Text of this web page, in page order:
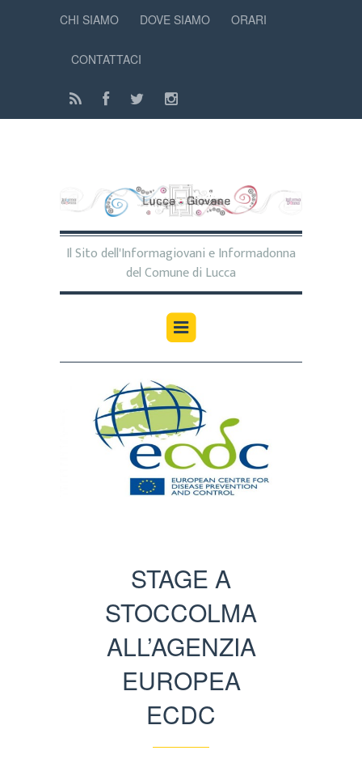
CHI SIAMO DOVE SIAMO ORARI
CONTATTACI
Il Sito dell'Informagiovani e Informadonna
del Comune di Lucca
STAGE A
STOCCOLMA
ALL’AGENZIA
EUROPEA
ECDC